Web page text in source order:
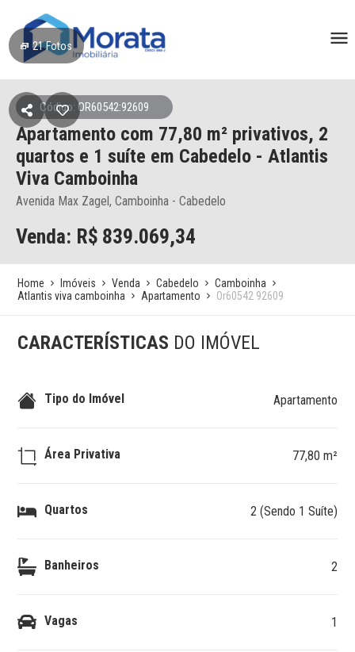
21Fotos
Código: OR60542:92609
Apartamento com 77,80 m² privativos, 2
quartos e 1 suíte em Cabedelo - Atlantis
Viva Camboinha
Avenida Max Zagel, Camboinha - Cabedelo
Venda: R$ 839.069,34
Home Imóveis Venda Cabedelo
Camboinha
Atlantis viva camboinha
Apartamento Or60542 92609
CARACTERÍSTICAS DO IMÓVEL
Tipo do Imóvel Apartamento
Área Privativa 77,80 m²
Quartos 2 (Sendo 1 Suíte)
Banheiros 2
Vagas 1